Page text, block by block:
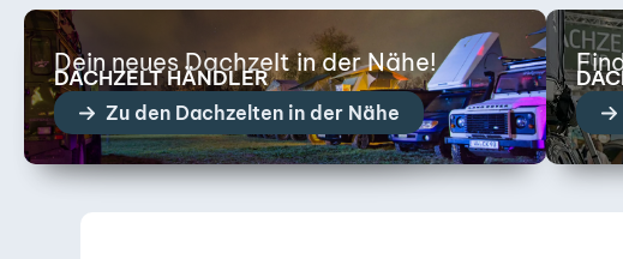
Dein neues Dachzelt in der Nähe!
DACHZELT HÄNDLER
Zu den Dachzelten in der Nähe